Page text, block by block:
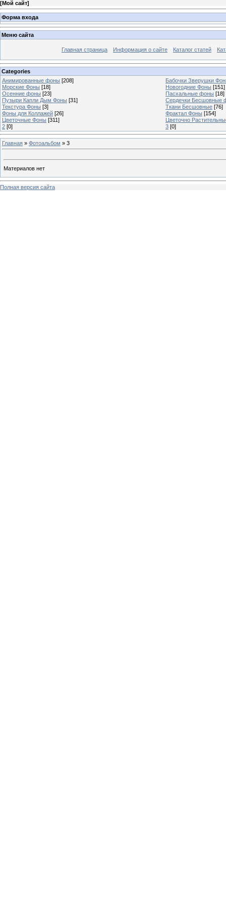
[Мой сайт]
Форма входа
Меню сайта
Главная страница Информация о сайте Каталог статей
Categories
Анимированные фоны [208]
Бабочки Зверушки
Морские Фоны [18] Новогодние Фоны [151]
Осенние фоны [23] Пасхальные фоны [18]
Пузыри Капли Дым Фоны [31]
Сердечки Бесшовные
Текстура Фоны [3] Ткани Бесшовные [76]
Фоны для Коллажей [26] Фрактал Фоны [154]
Цветочные Фоны [311]
Цветочно
2 [0] 3 [0]
Главная » Фотоальбом » 3
Материалов нет
Полная версия сайта